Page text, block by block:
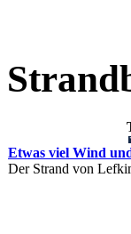
Etwas viel Wind
Der Strand von